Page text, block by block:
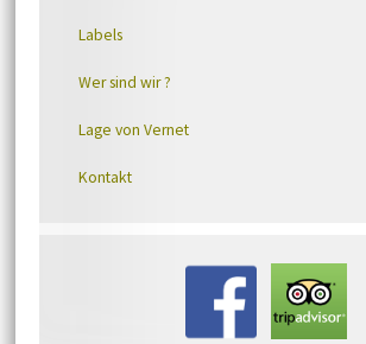
Labels
Wer sind wir ?
Lage von Vernet
Kontakt